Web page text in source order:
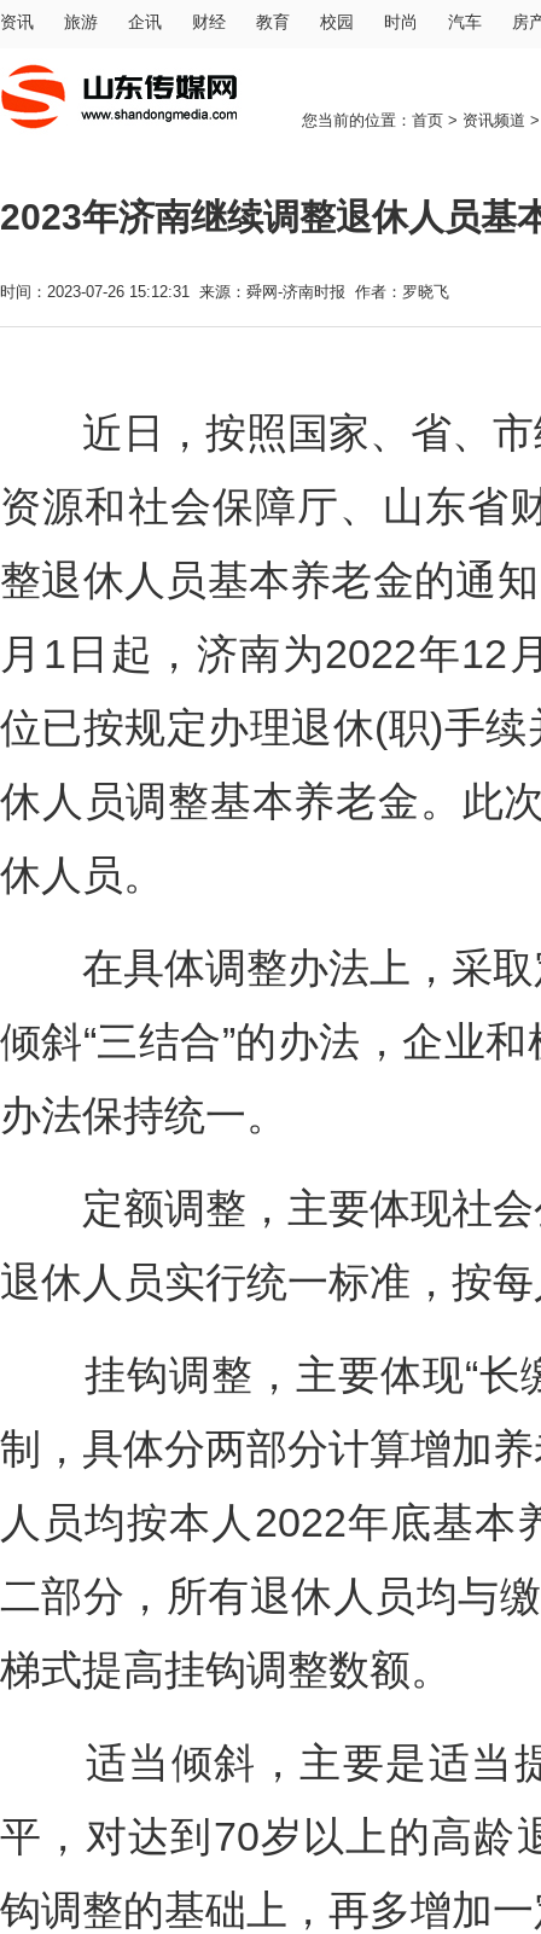
资讯 旅游 企讯 财经 教育 校园 时尚 汽车 房
您当前的位置： 首页 > 资讯频道
2023年济南继续调整退休人员基
时间：2023-07-26 15:12:31 来源：舜网-济南时报 作者：罗晓飞
近日，按照国家、省、市
资源和社会保障厅、山东省
整退休人员基本养老金的通
月1日起，济南为2022年12
位已按规定办理退休(职)手
休人员调整基本养老金。此
休人员。
在具体调整办法上，采取
倾斜“三结合”的办法，企业
办法保持统一。
定额调整，主要体现社会
退休人员实行统一标准，按
挂钩调整，主要体现“长
制，具体分两部分计算增加
人员均按本人2022年底基本
二部分，所有退休人员均与
梯式提高挂钩调整数额。
适当倾斜，主要是适当
平，对达到70岁以上的高龄
钩调整的基础上，再多增加